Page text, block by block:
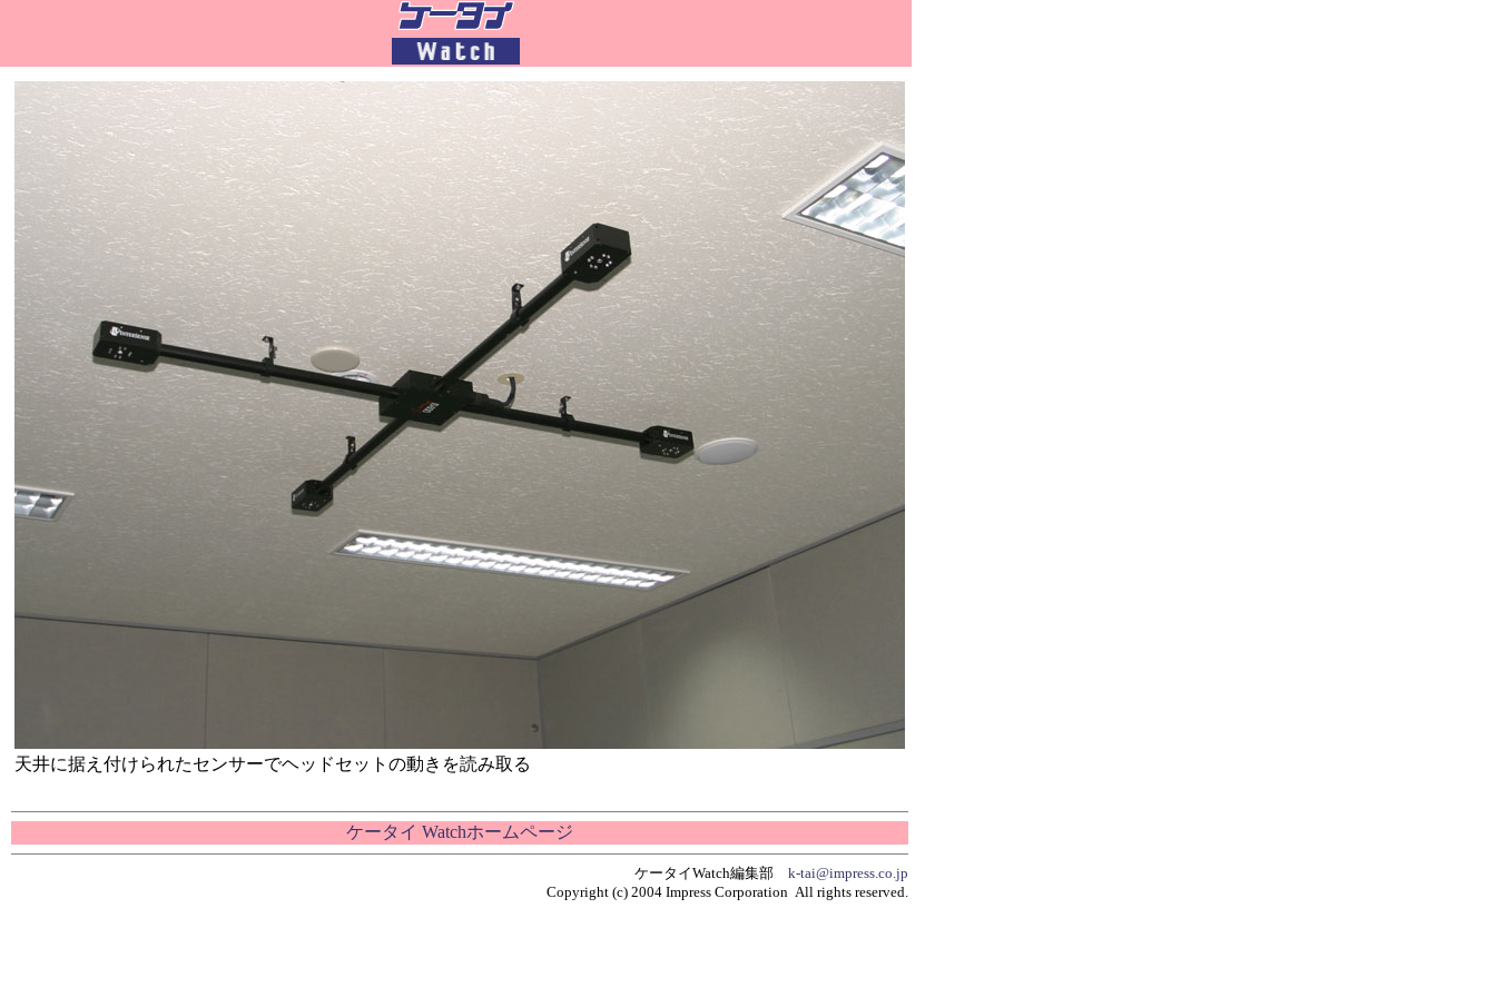
天井に据え付けられたセンサーでヘッドセットの動きを読み取る
ケータイ Watchホームページ
ケータイWatch編集部 k-tai@impress.co.jp
Copyright (c) 2004 Impress Corporation All rights reserved.